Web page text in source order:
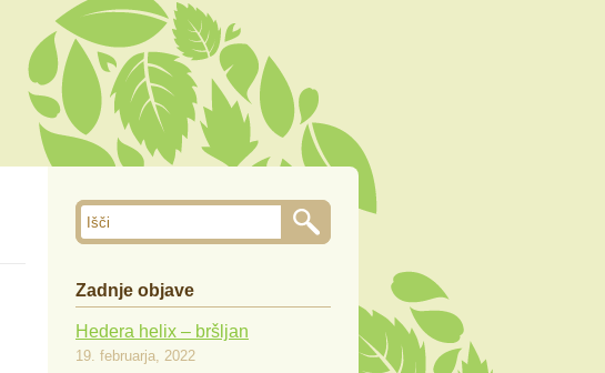
Zadnje objave
Hedera helix – bršljan
19. februarja, 2022